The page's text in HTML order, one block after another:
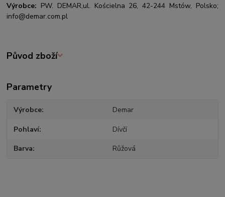
Výrobce: PW. DEMAR,ul. Kościelna 26, 42-244 Mstów, Polsko;
info@demar.com.pl
Původ zboží
Parametry
Výrobce Demar
Pohlaví Dívčí
Barva Růžová